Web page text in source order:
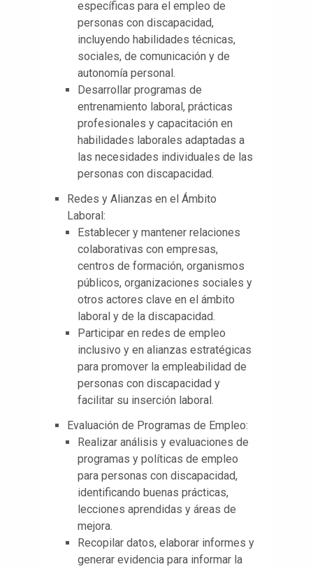
específicas para el empleo de
personas con discapacidad,
incluyendo habilidades técnicas,
sociales, de comunicación y de
autonomía personal.
Desarrollar programas de
entrenamiento laboral, prácticas
profesionales y capacitación en
habilidades laborales adaptadas a
las necesidades individuales de las
personas con discapacidad.
Redes y Alianzas en el Ámbito
Laboral:
Establecer y mantener relaciones
colaborativas con empresas,
centros de formación, organismos
públicos, organizaciones sociales y
otros actores clave en el ámbito
laboral y de la discapacidad.
Participar en redes de empleo
inclusivo y en alianzas estratégicas
para promover la empleabilidad de
personas con discapacidad y
facilitar su inserción laboral.
Evaluación de Programas de Empleo:
Realizar análisis y evaluaciones de
programas y políticas de empleo
para personas con discapacidad,
identificando buenas prácticas,
lecciones aprendidas y áreas de
mejora.
Recopilar datos, elaborar informes y
generar evidencia para informar la